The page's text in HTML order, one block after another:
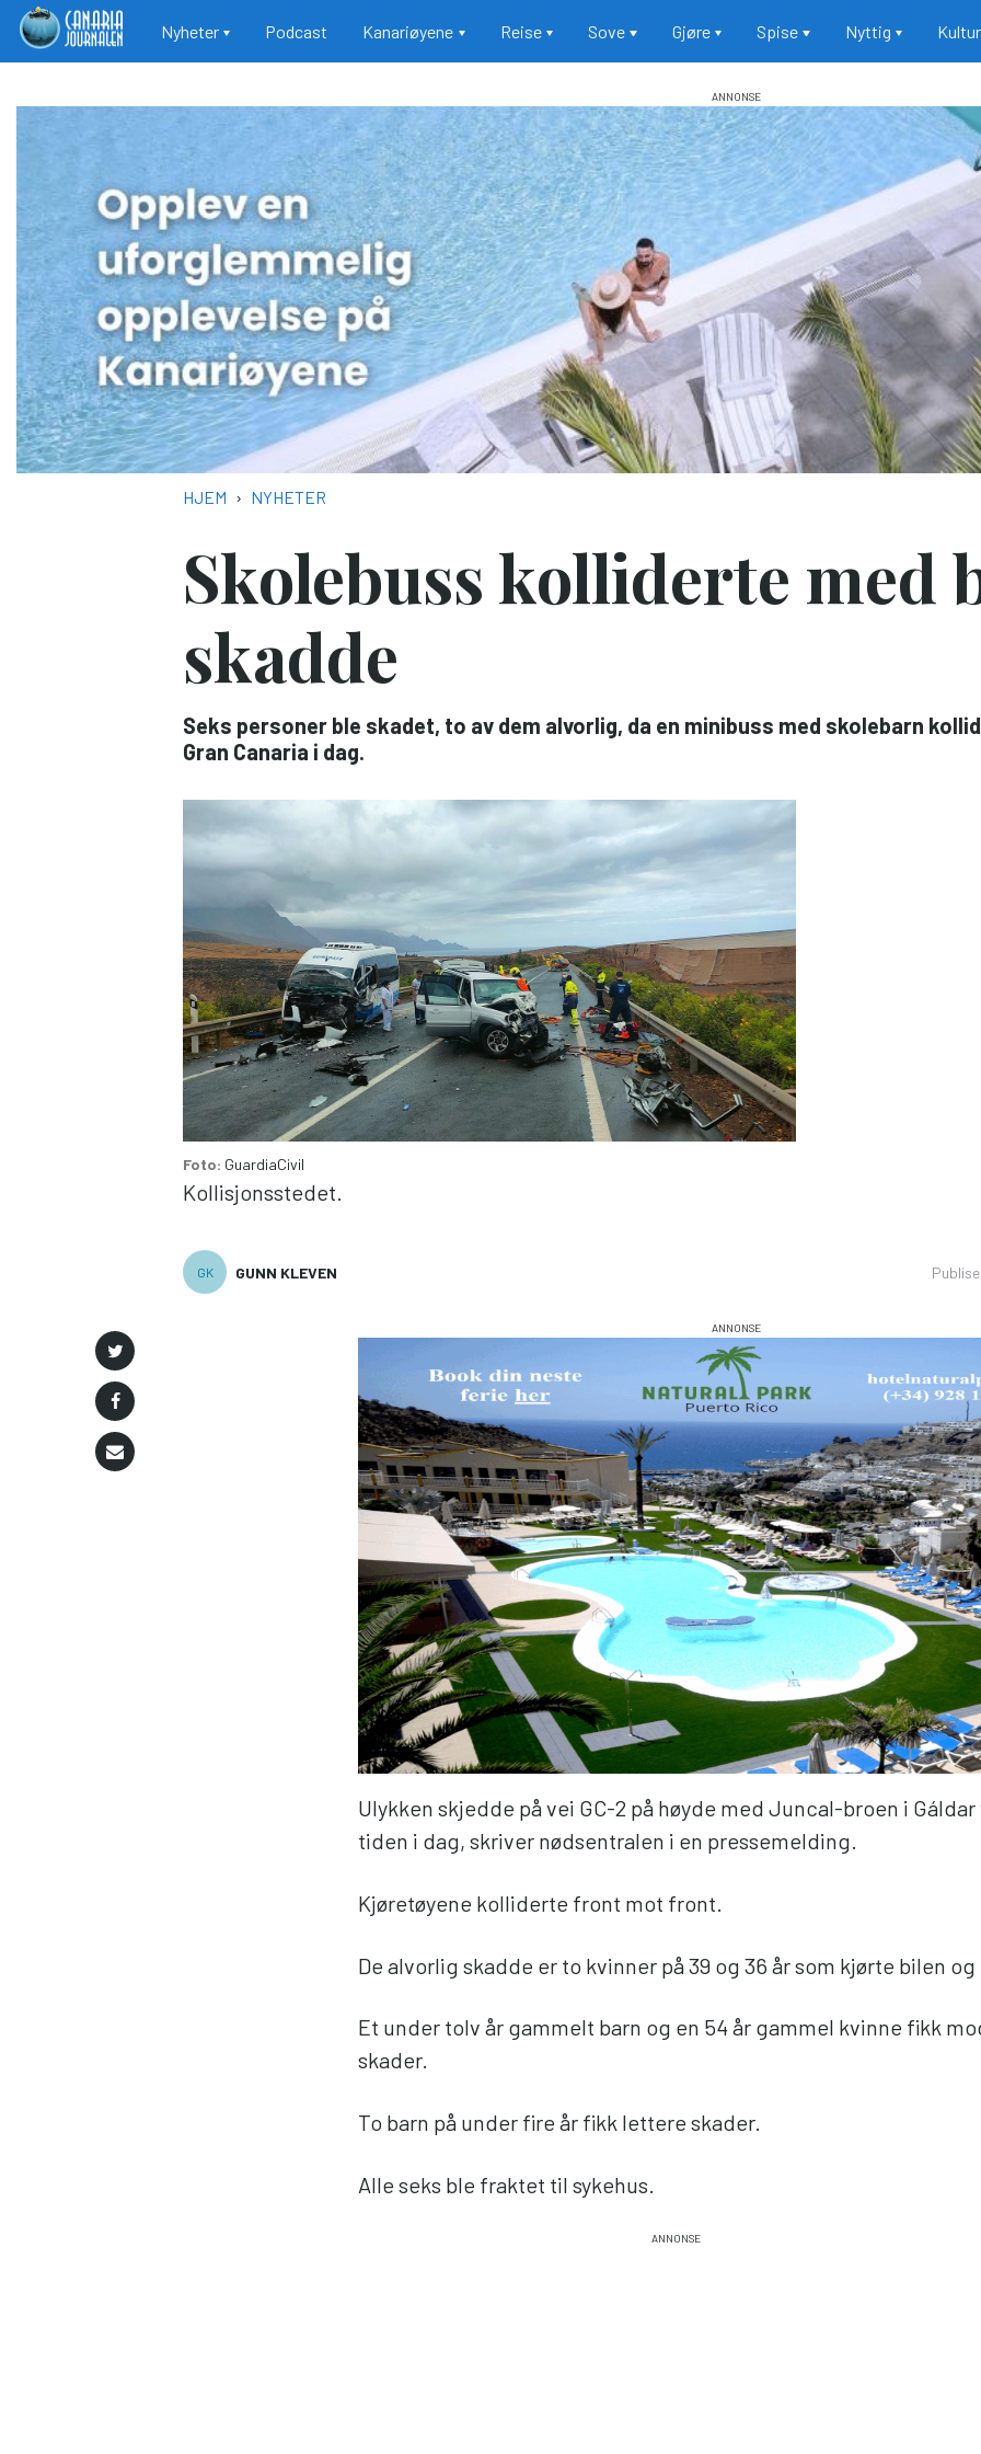
Main navigation
Nyheter Podcast Kanariøyene Reise Sove Gjøre Spise Nyttig Kultur
NAVIGASJONSSTI
HJEM NYHETER
Skolebuss kolliderte med
skadde
Seks personer ble skadet, to av dem alvorlig, da en minibuss med skolebarn
Gran Canaria i dag.
Foto: GuardiaCivil
Kollisjonsstedet.
GK GUNN KLEVEN
Ulykken skjedde på vei GC-2 på høyde med Juncal-broen i
tiden i dag, skriver nødsentralen i en pressemelding.
Kjøretøyene kolliderte front mot front.
De alvorlig skadde er to kvinner på 39 og 36 år som kjørte bilen og
Et under tolv år gammelt barn og en 54 år gammel kvinne fikk
skader.
To barn på under fire år fikk lettere skader.
Alle seks ble fraktet til sykehus.